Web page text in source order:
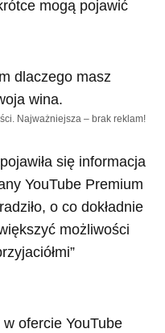
mogą pojawić
Najważniejsza – brak reklam!
się informacja
YouTube Premium
o co dokładnie
możliwości
ofercie YouTube